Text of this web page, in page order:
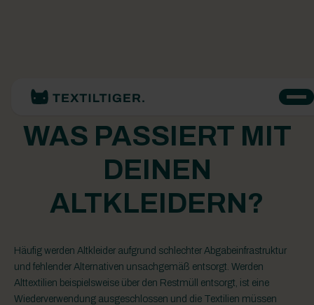
WAS PASSIERT MIT
DEINEN
ALTKLEIDERN?
Häufig werden Altkleider aufgrund schlechter Abgabeinfrastruktur
und fehlender Alternativen unsachgemäß entsorgt. Werden
Alttextilien beispielsweise über den Restmüll entsorgt, ist eine
Wiederverwendung ausgeschlossen und die Textilien müssen